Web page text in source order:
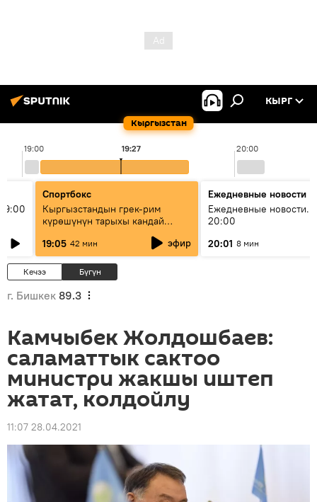
Кыргызстан
КЫРГ
19:00 20:00
19:27
Спортбокс
Кыргызстандын грек-рим
күрөшүнүн тарыхы кандай
19:05 42 мин эфир
Ежедневные новости
Ежедневные новости.
20:00
20:01 8 мин
Кечээ Бүгүн
г. Бишкек 89.3
Камчыбек Жолдошбаев:
саламаттык сактоо
министри жакшы иштеп
жатат, колдойлу
11:07 28.04.2021